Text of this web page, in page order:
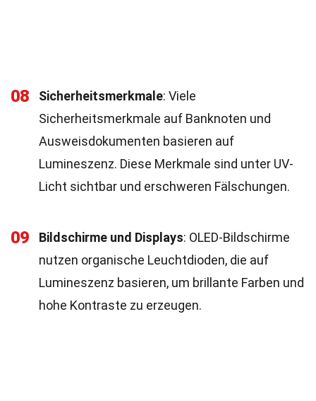
08 Sicherheitsmerkmale: Viele
Sicherheitsmerkmale auf Banknoten und
Ausweisdokumenten basieren auf
Lumineszenz. Diese Merkmale sind unter UV-
Licht sichtbar und erschweren Fälschungen.
09 Bildschirme und Displays: OLED-Bildschirme
nutzen organische Leuchtdioden, die auf
Lumineszenz basieren, um brillante Farben und
hohe Kontraste zu erzeugen.